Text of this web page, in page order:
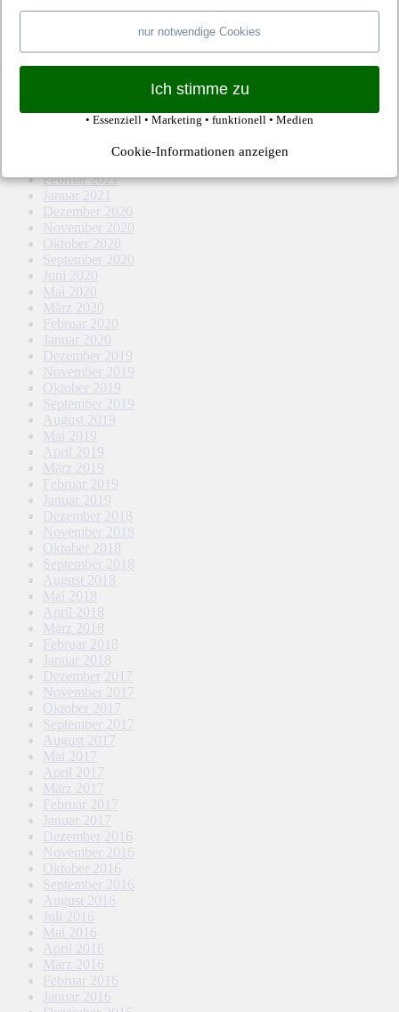
Dezember 2021
November 2021
August 2021
Februar 2021
Januar 2021
Dezember 2020
November 2020
Oktober 2020
September 2020
Juni 2020
Mai 2020
März 2020
Februar 2020
Januar 2020
Dezember 2019
November 2019
Oktober 2019
September 2019
August 2019
Mai 2019
April 2019
März 2019
Februar 2019
Januar 2019
Dezember 2018
November 2018
Oktober 2018
September 2018
August 2018
Mai 2018
April 2018
März 2018
Februar 2018
Januar 2018
Dezember 2017
November 2017
Oktober 2017
September 2017
August 2017
Mai 2017
April 2017
März 2017
Februar 2017
Januar 2017
Dezember 2016
November 2016
Oktober 2016
September 2016
August 2016
Juli 2016
Mai 2016
April 2016
März 2016
Februar 2016
Januar 2016
nur notwendige Cookies
Ich stimme zu
• Essenziell • Marketing • funktionell • Medien
Cookie-Informationen anzeigen